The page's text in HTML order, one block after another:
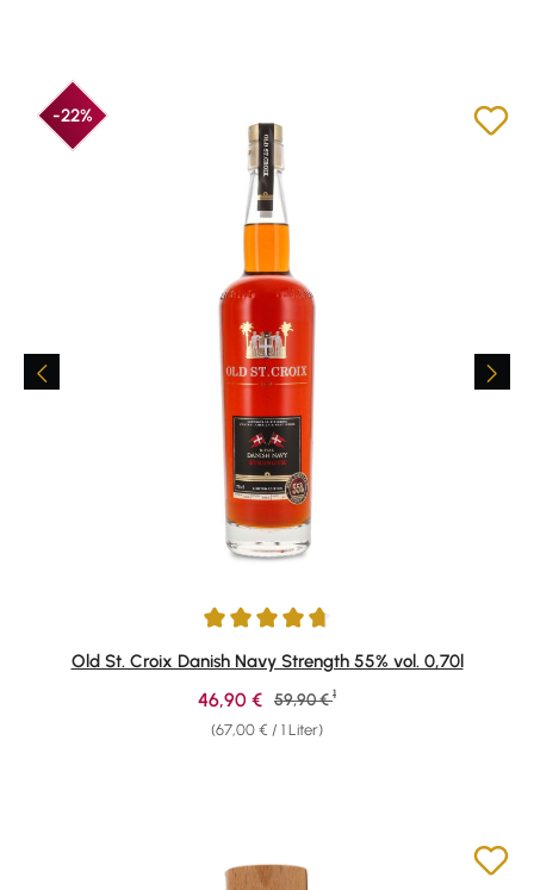
-22%
Durchschnittliche Bewertung von 4.8 von 5 Sternen
Old St. Croix Danish Navy Strength 55% vol. 0,70l
(67,00 € / 1 Liter)
Verkaufspreis:
46,90 € Regulärer Preis:
59,90 € 1